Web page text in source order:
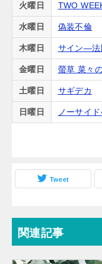
火曜日 TWO
水曜日 偽装不倫
木曜日 サイン―法
金曜日 螢草 菜々
土曜日 サギデカ
日曜日 ノーサイ
Tweet
関連記事